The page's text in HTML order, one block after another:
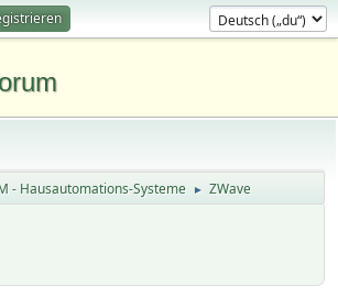
- Hausautomations-Systeme ► ZWave